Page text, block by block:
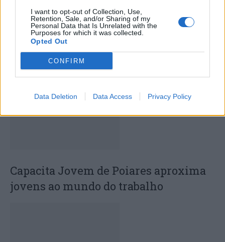
I want to opt-out of Collection, Use,
Retention, Sale, and/or Sharing of my
Personal Data that Is Unrelated with the
Purposes for which it was collected.
Opted Out
CONFIRM
Data Deletion Data Access Privacy Policy
Deputados do PSD saúdam Banda
Sinfónica da ARMAB pelo 1º lugar no
certame internacional de Valência
Capacita Jovem de Poiares aproxima
jovens ao mundo do trabalho